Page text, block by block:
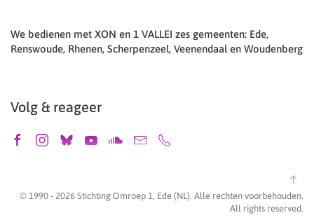
We bedienen met XON en 1 VALLEI zes gemeenten: Ede,
Renswoude, Rhenen, Scherpenzeel, Veenendaal en Woudenberg
Volg & reageer
© 1990 - 2026 Stichting Omroep 1, Ede (NL). Alle rechten voorbehouden.
All rights reserved.